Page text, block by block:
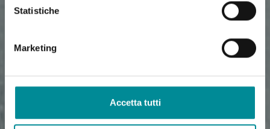
Statistiche
Marketing
Accetta tutti